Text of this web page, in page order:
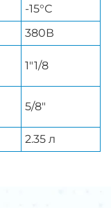
-15°С
380В
1″1/8
5/8″
2.35 л